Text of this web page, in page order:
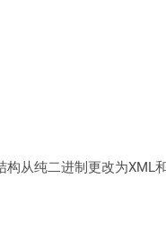
从纯二进制更改为XML